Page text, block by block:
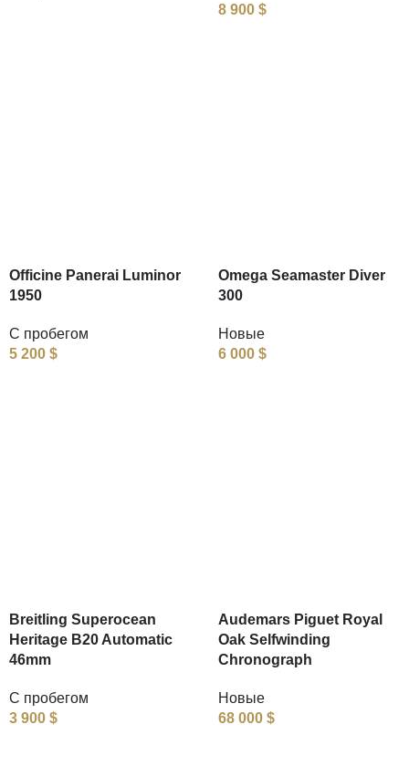
8 900 $
Officine Panerai Luminor
1950
С пробегом
5 200 $
Omega Seamaster Diver
300
Новые
6 000 $
Breitling Superocean
Heritage B20 Automatic
46mm
С пробегом
3 900 $
Audemars Piguet Royal
Oak Selfwinding
Chronograph
Новые
68 000 $